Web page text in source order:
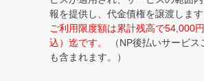
報を提供し、代金債権を譲渡します
ご利用限度額は累計残高で54,000
込）迄です。
（NP後払いサービス
も含まれます。）